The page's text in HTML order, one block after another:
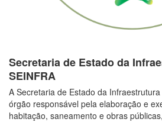
Secretaria de Estado da
SEINFRA
A Secretaria de Estado da
órgão responsável pela elaboração e
habitação, saneamento e obras